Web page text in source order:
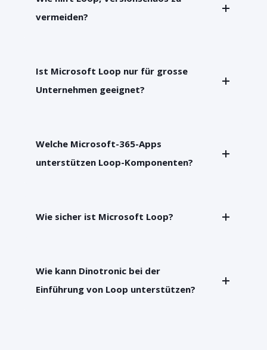
vermeiden?
Ist Microsoft Loop nur für grosse
Unternehmen geeignet?
Welche Microsoft-365-Apps
unterstützen Loop-Komponenten?
Wie sicher ist Microsoft Loop?
Wie kann Dinotronic bei der
Einführung von Loop unterstützen?